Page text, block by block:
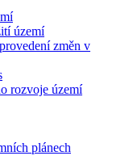
území
změn v
rozvoje území
plánech